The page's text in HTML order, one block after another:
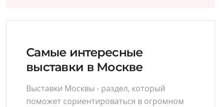
Самые интересные
выставки в Москве
Выставки Москвы - раздел, который
поможет сориентироваться в огромном